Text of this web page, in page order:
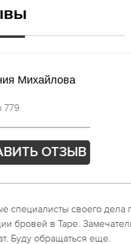
дела по
Замечательный
еще.